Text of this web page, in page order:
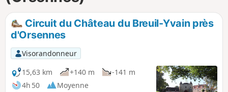
Circuit du Château du Breuil-Yvain près
d'Orsennes
Visorandonneur
15,63 km
+140 m
-141 m
4h 50
Moyenne